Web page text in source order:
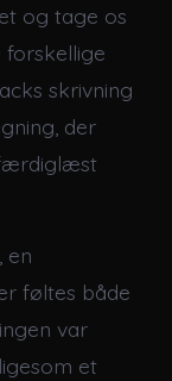
og tage os
forskellige
skrivning
der
en
føltes både
var
et